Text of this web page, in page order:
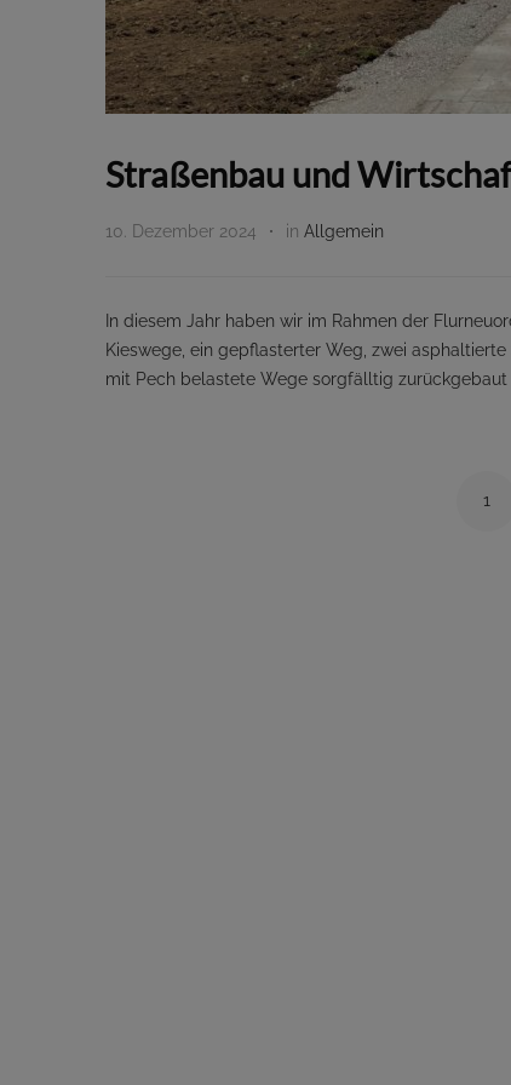
Straßenbau und
10. Dezember 2024 in Allgemein
In diesem Jahr haben wir im Rahmen der
Kieswege, ein gepflasterter Weg, zwei
mit Pech belastete Wege sorgfälltig
1